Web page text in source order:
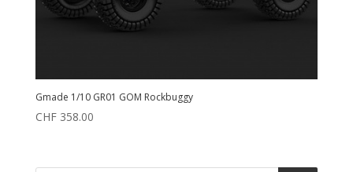
Gmade 1/10 GR01 GOM Rockbuggy
CHF358.00